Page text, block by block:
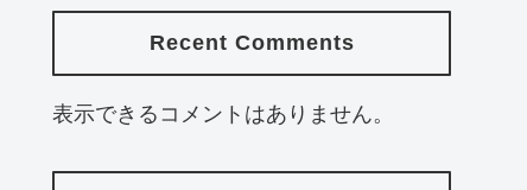
Recent Comments
表示できるコメントはありません。